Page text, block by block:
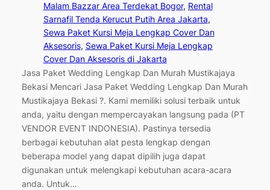
Malam Bazzar Area Terdekat Bogor, Rental
Sarnafil Tenda Kerucut Putih Area Jakarta
Sewa Paket Kursi Meja Lengkap Cover Dan
Aksesoris, Sewa Paket Kursi Meja Lengkap
Cover Dan Aksesoris di Jakarta
Jasa Paket Wedding Lengkap Dan Murah Mustikajaya
Bekasi Mencari Jasa Paket Wedding Lengkap Dan Murah
Mustikajaya Bekasi ?. Kami memiliki solusi terbaik untuk
anda, yaitu dengan mempercayakan langsung pada (PT
VENDOR EVENT INDONESIA). Pastinya tersedia
berbagai kebutuhan alat pesta lengkap dengan
beberapa model yang dapat dipilih juga dapat
digunakan untuk melengkapi kebutuhan acara-acara
anda. Untuk…